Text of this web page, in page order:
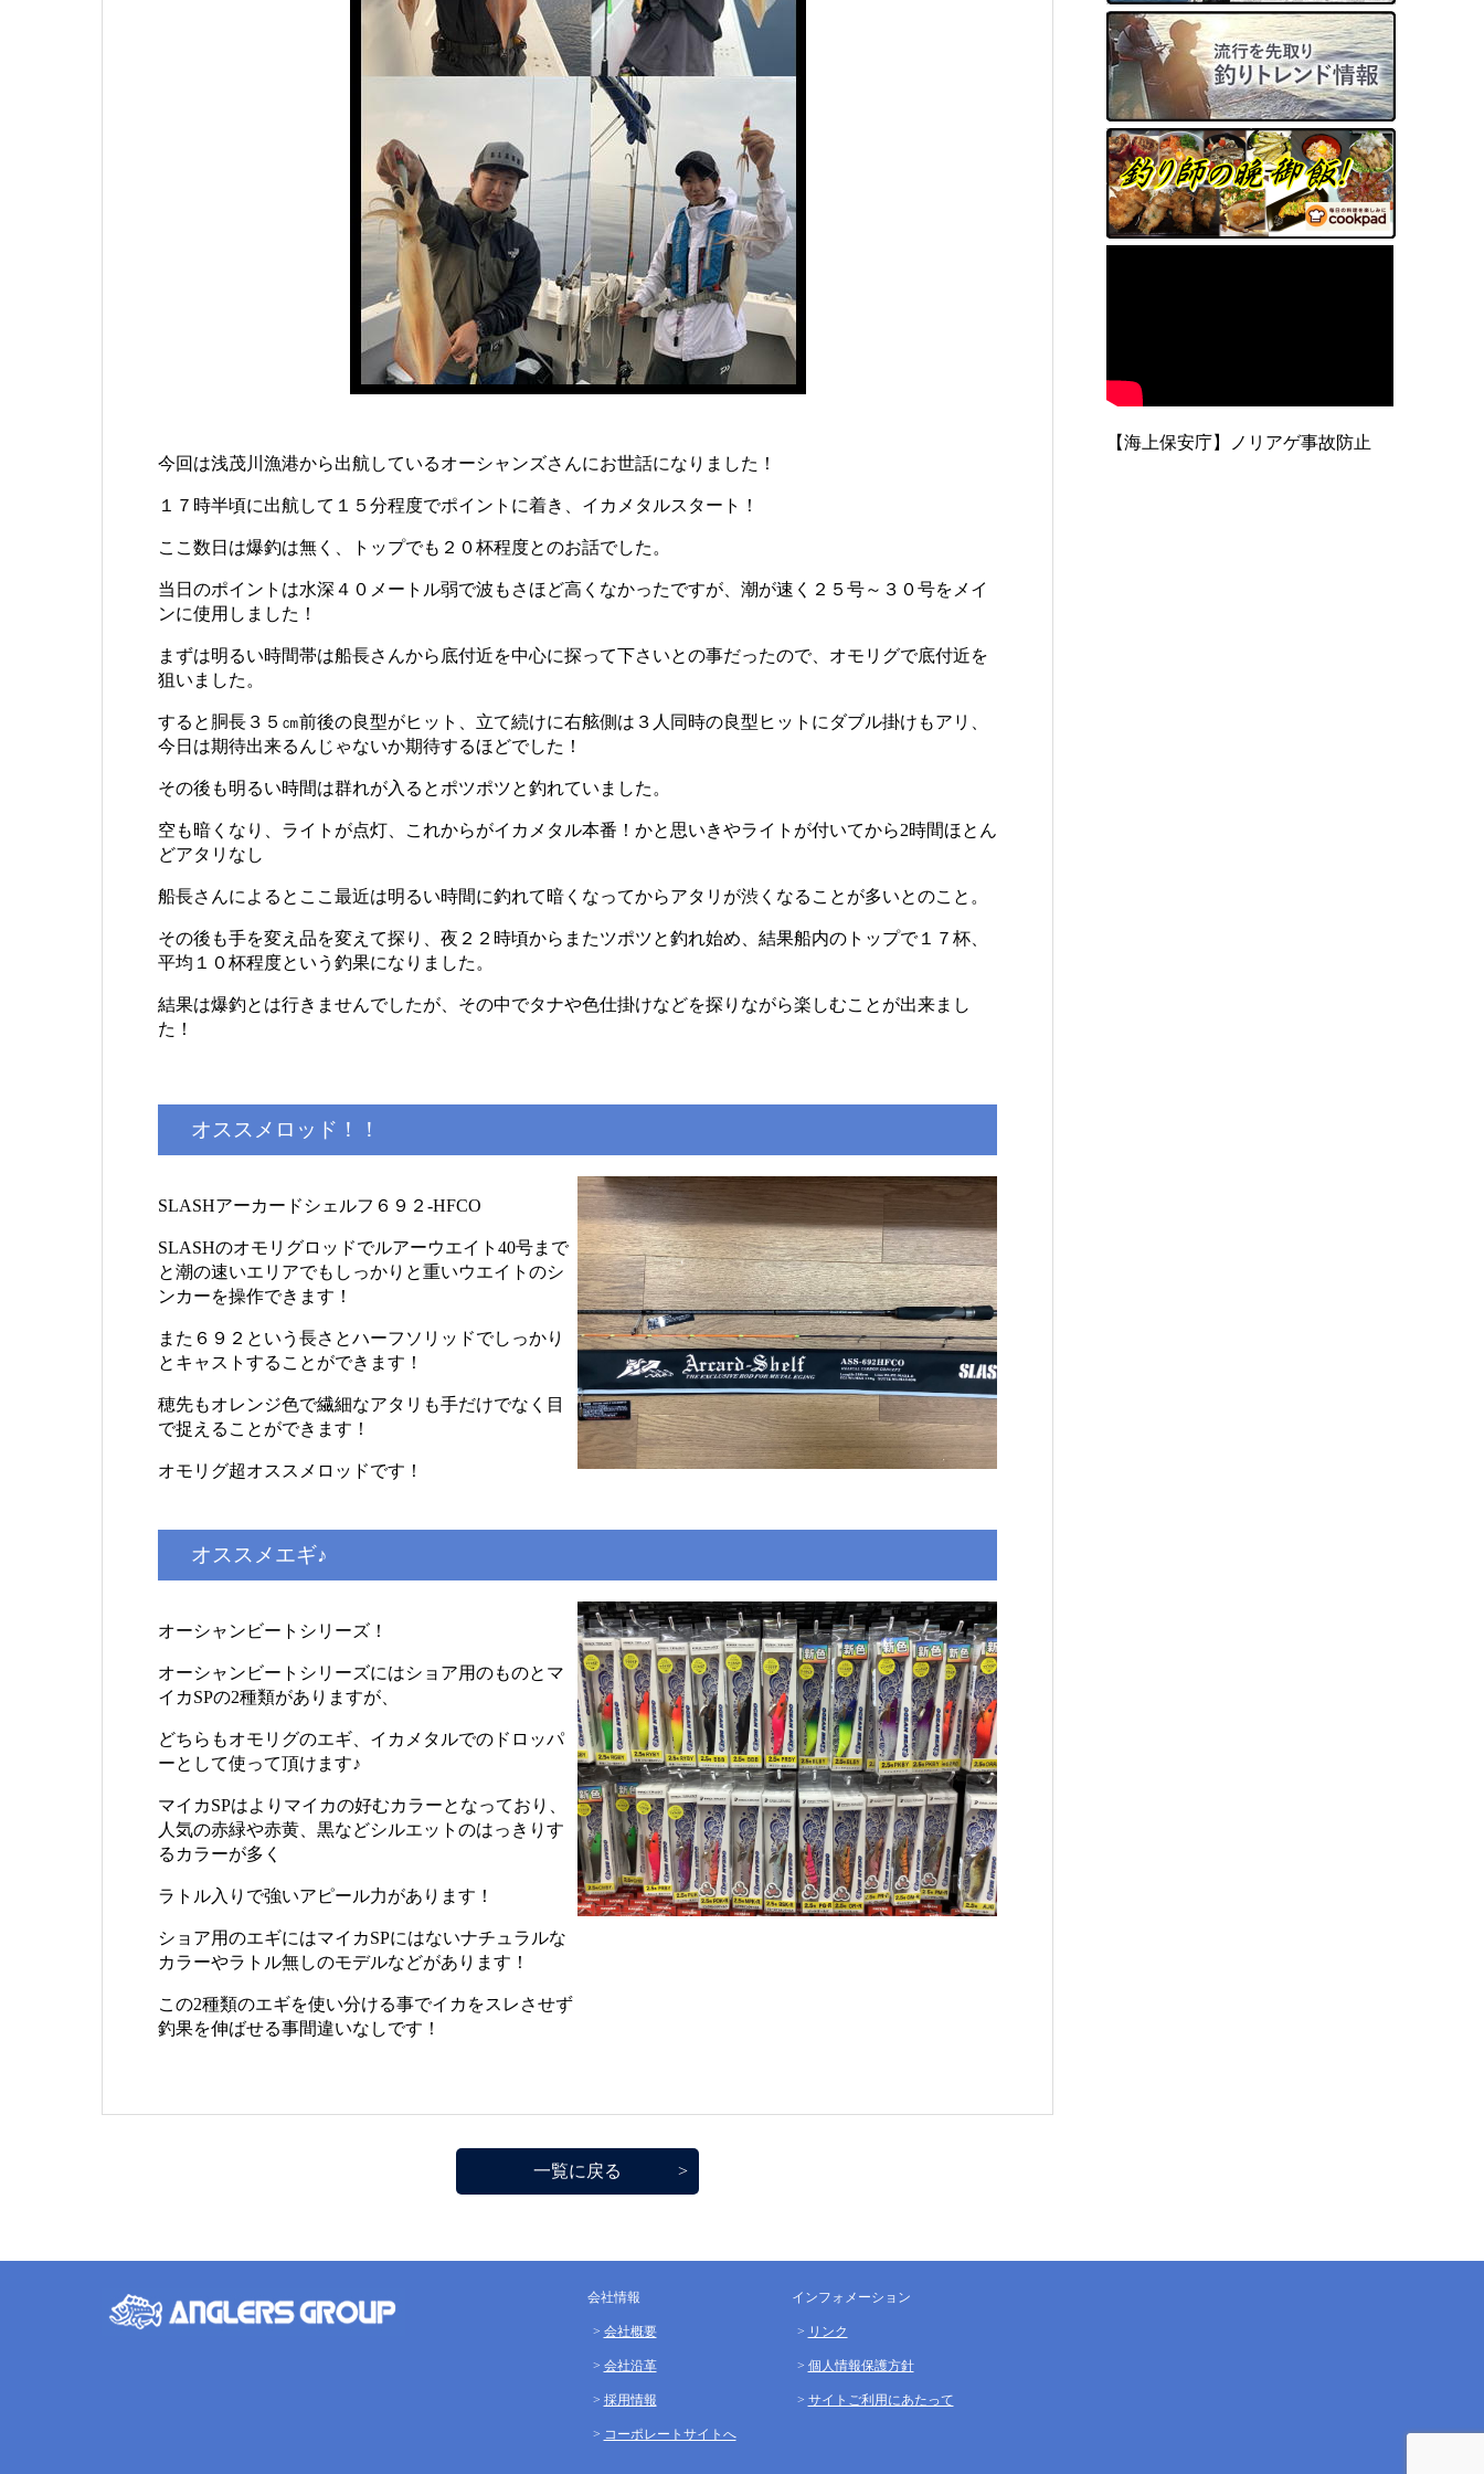
今回は浅茂川漁港から出航しているオーシャンズさんにお世話になりました！
１７時半頃に出航して１５分程度でポイントに着き、イカメタルスタート！
ここ数日は爆釣は無く、トップでも２０杯程度とのお話でした。
当日のポイントは水深４０メートル弱で波もさほど高くなかったですが、潮が速く２５号～３０号をメイ
ンに使用しました！
まずは明るい時間帯は船長さんから底付近を中心に探って下さいとの事だったので、オモリグで底付近を
狙いました。
すると胴長３５㎝前後の良型がヒット、立て続けに右舷側は３人同時の良型ヒットにダブル掛けもアリ、
今日は期待出来るんじゃないか期待するほどでした！
その後も明るい時間は群れが入るとポツポツと釣れていました。
空も暗くなり、ライトが点灯、これからがイカメタル本番！かと思いきやライトが付いてから2時間ほとん
どアタリなし
船長さんによるとここ最近は明るい時間に釣れて暗くなってからアタリが渋くなることが多いとのこと。
その後も手を変え品を変えて探り、夜２２時頃からまたツポツと釣れ始め、結果船内のトップで１７杯、
平均１０杯程度という釣果になりました。
結果は爆釣とは行きませんでしたが、その中でタナや色仕掛けなどを探りながら楽しむことが出来まし
た！
オススメロッド！！
SLASHアーカードシェルフ６９２-HFCO
SLASHのオモリグロッドでルアーウエイト40号まで
と潮の速いエリアでもしっかりと重いウエイトのシ
ンカーを操作できます！
また６９２という長さとハーフソリッドでしっかり
とキャストすることができます！
穂先もオレンジ色で繊細なアタリも手だけでなく目
で捉えることができます！
オモリグ超オススメロッドです！
オススメエギ♪
オーシャンビートシリーズ！
オーシャンビートシリーズにはショア用のものとマ
イカSPの2種類がありますが、
どちらもオモリグのエギ、イカメタルでのドロッパ
ーとして使って頂けます♪
マイカSPはよりマイカの好むカラーとなっており、
人気の赤緑や赤黄、黒などシルエットのはっきりす
るカラーが多く
ラトル入りで強いアピール力があります！
ショア用のエギにはマイカSPにはないナチュラルな
カラーやラトル無しのモデルなどがあります！
この2種類のエギを使い分ける事でイカをスレさせず
釣果を伸ばせる事間違いなしです！
一覧に戻る
【海上保安庁】ノリアゲ事故防止
会社情報
会社概要
会社沿革
採用情報
コーポレートサイトへ
インフォメーション
リンク
個人情報保護方針
サイトご利用にあたって